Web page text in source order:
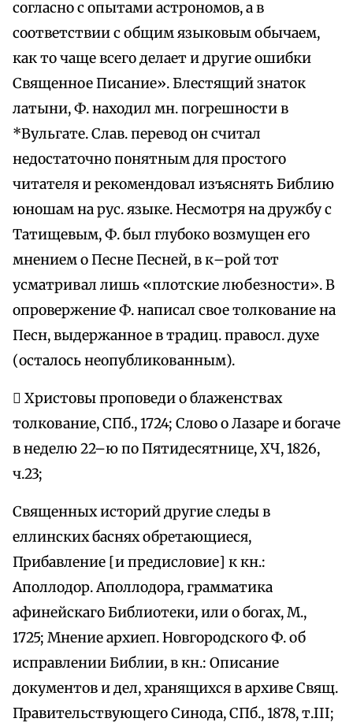
согласно с опытами астрономов, а в
соответствии с общим языковым обычаем,
как то чаще всего делает и другие ошибки
Священное Писание». Блестящий знаток
латыни, Ф. находил мн. погрешности в
*Вульгате. Слав. перевод он считал
недостаточно понятным для простого
читателя и рекомендовал изъяснять Библию
юношам на рус. языке. Несмотря на дружбу с
Татищевым, Ф. был глубоко возмущен его
мнением о Песне Песней, в к–рой тот
усматривал лишь «плотские любезности». В
опровержение Ф. написал свое толкование на
Песн, выдержанное в традиц. правосл. духе
(осталось неопубликованным).
 Христовы проповеди о блаженствах
толкование, СПб., 1724; Слово о Лазаре и богаче
в неделю 22–ю по Пятидесятнице, ХЧ, 1826,
ч.23;
Священных историй другие следы в
еллинских баснях обретающиеся,
Прибавление [и предисловие] к кн.:
Аполлодор. Аполлодора, грамматика
афинейскаго Библиотеки, или о богах, М.,
1725; Мнение архиеп. Новгородского Ф. об
исправлении Библии, в кн.: Описание
документов и дел, хранящихся в архиве Свящ.
Правительствующего Синода, СПб., 1878, т.III;